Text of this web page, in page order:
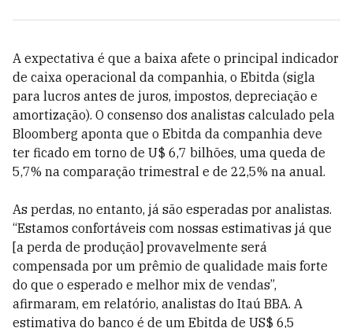
A expectativa é que a baixa afete o principal indicador
de caixa operacional da companhia, o Ebitda (sigla
para lucros antes de juros, impostos, depreciação e
amortização). O consenso dos analistas calculado pela
Bloomberg aponta que o Ebitda da companhia deve
ter ficado em torno de U$ 6,7 bilhões, uma queda de
5,7% na comparação trimestral e de 22,5% na anual.
As perdas, no entanto, já são esperadas por analistas.
“Estamos confortáveis com nossas estimativas já que
[a perda de produção] provavelmente será
compensada por um prêmio de qualidade mais forte
do que o esperado e melhor mix de vendas”,
afirmaram, em relatório, analistas do Itaú BBA. A
estimativa do banco é de um Ebitda de US$ 6,5